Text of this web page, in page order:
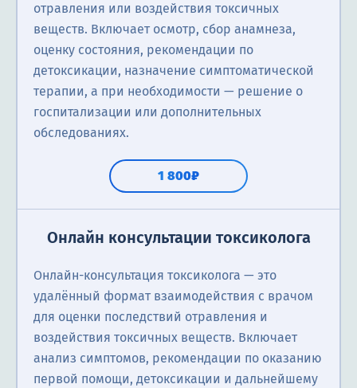
отравления или воздействия токсичных
веществ. Включает осмотр, сбор анамнеза,
оценку состояния, рекомендации по
детоксикации, назначение симптоматической
терапии, а при необходимости — решение о
госпитализации или дополнительных
обследованиях.
1 800₽
Онлайн консультации токсиколога
Онлайн-консультация токсиколога — это
удалённый формат взаимодействия с врачом
для оценки последствий отравления и
воздействия токсичных веществ. Включает
анализ симптомов, рекомендации по оказанию
первой помощи, детоксикации и дальнейшему